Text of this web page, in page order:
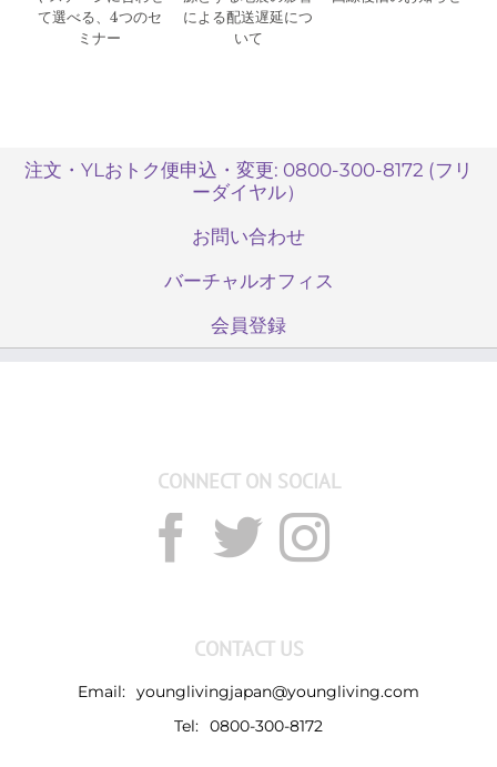
て選べる、4つのセ
ミナー
による配送遅延につ
いて
注文・YLおトク便申込・変更: 0800-300-8172 (フリ
ーダイヤル）
お問い合わせ
バーチャルオフィス
会員登録
CONNECT ON SOCIAL
CONTACT US
Email: younglivingjapan@youngliving.com
Tel: 0800-300-8172